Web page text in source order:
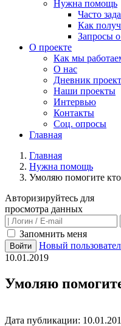
Нужна помощь
Часто
Как
Запросы
О проекте
Как мы
О нас
Дневник
Наши проекты
Интервью
Контакты
Соц. опросы
Главная
Главная
Нужна помощь
Умоляю помогите
Авторизируйтесь для
просмотра данных
Запомнить меня
Войти
Новый
10.01.2019
Умоляю
Дата публикации: